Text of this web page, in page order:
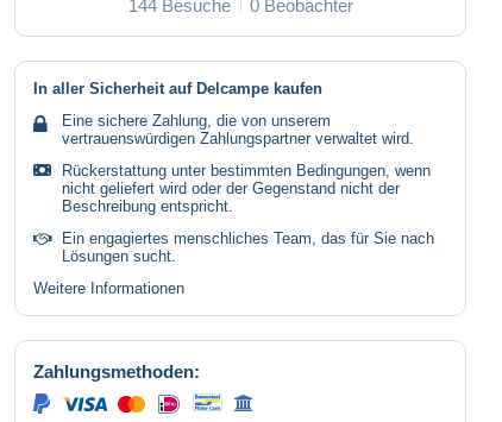
144 Besuche 0 Beobachter
In aller Sicherheit auf Delcampe kaufen
Eine sichere Zahlung, die von unserem
vertrauenswürdigen Zahlungspartner verwaltet wird.
Rückerstattung unter bestimmten Bedingungen, wenn
nicht geliefert wird oder der Gegenstand nicht der
Beschreibung entspricht.
Ein engagiertes menschliches Team, das für Sie nach
Lösungen sucht.
Weitere Informationen
Zahlungsmethoden: